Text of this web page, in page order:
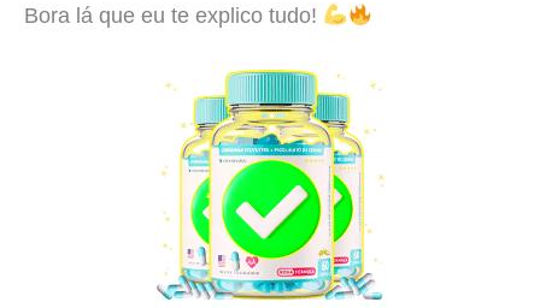
Bora lá que eu te explico tudo!